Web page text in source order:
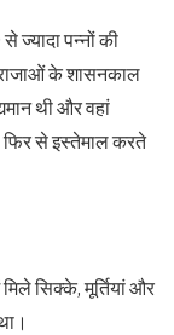
ज्यादा पन्नों की
राजाओं के शासनकाल
थी और वहां
फिर से इस्तेमाल करते
मिले सिक्के, मूर्तियां और